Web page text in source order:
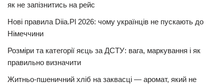
як не запізнитись на рейс
Нові правила Diia.Pl 2026: чому українців не пускають до
Німеччини
Розміри та категорії яєць за ДСТУ: вага, маркування і як
правильно визначити
Житньо-пшеничний хліб на заквасці — аромат, який не